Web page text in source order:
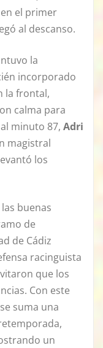
el primer
al descanso.
la
incorporado
la frontal,
calma para
minuto 87, Adri
magistral
los
buenas
de
de Cádiz
racinguista
que los
Con este
suma una
un